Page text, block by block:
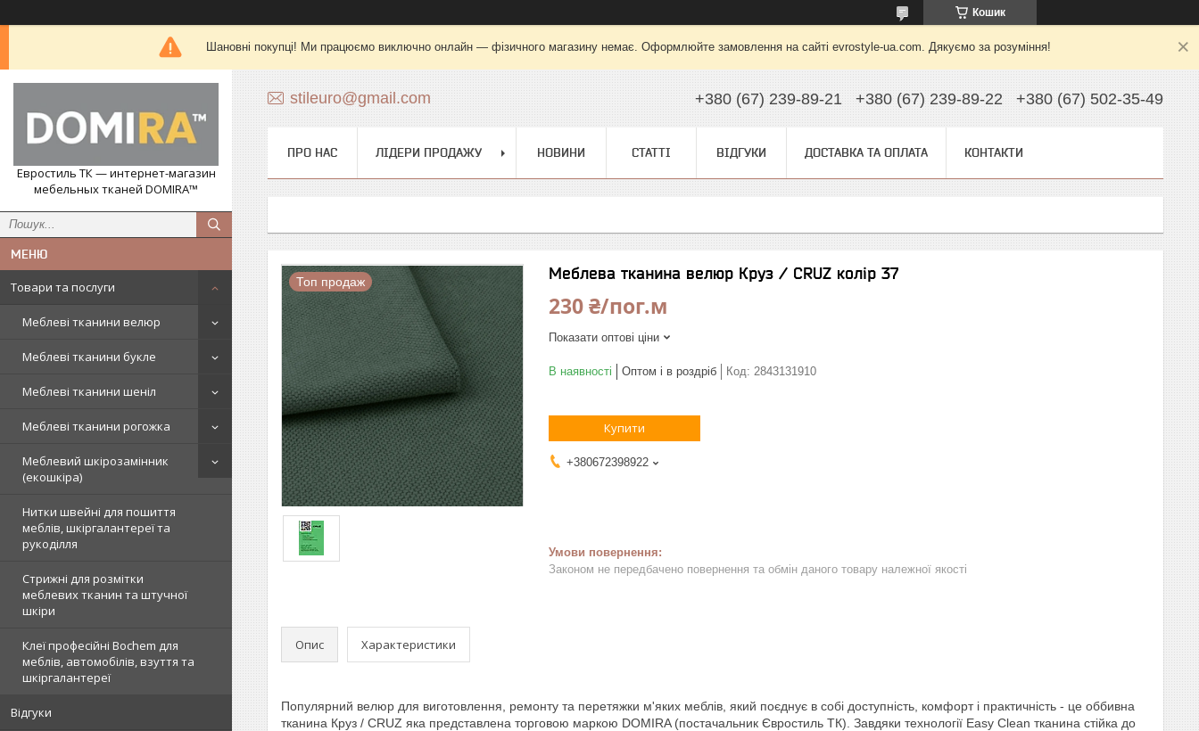
Кошик
Шановні покупці! Ми працюємо виключно онлайн — фізичного магазину немає. Оформлюйте замовлення на сайті evrostyle-ua.com. Дякуємо за розуміння!
Евростиль ТК — интернет-магазин
мебельных тканей DOMIRA™
Товари та послуги
Меблеві тканини велюр
Меблеві тканини букле
Меблеві тканини шеніл
Меблеві тканини рогожка
Меблевий шкірозамінник
(екошкіра)
Нитки швейні для пошиття
меблів, шкіргалантереї та
рукоділля
Стрижні для розмітки
меблевих тканин та штучної
шкіри
Клеї професійні Bochem для
меблів, автомобілів, взуття та
шкіргалантереї
Відгуки
stileuro@gmail.com +380 (67) 239-89-21 +380 (67) 239-89-22 +380 (67) 502-35-49
ПРО НАС ЛІДЕРИ ПРОДАЖУ НОВИНИ СТАТТІ ВІДГУКИ ДОСТАВКА ТА ОПЛАТА КОНТАКТИ
Топ продаж Меблева тканина велюр Круз / CRUZ колір 37
230 ₴/пог.м
Показати оптові ціни
В наявності Оптом і в роздріб Код: 2843131910
Купити
+380672398922
Законом не передбачено повернення та обмін даного товару належної якості
Опис Характеристики
Популярний велюр для виготовлення, ремонту та перетяжки м'яких меблів, який поєднує в собі доступність, комфорт і практичність - це оббивна
тканина Круз / CRUZ яка представлена торговою маркою DOMIRA (постачальник Євростиль ТК). Завдяки технології Easy Clean тканина стійка до